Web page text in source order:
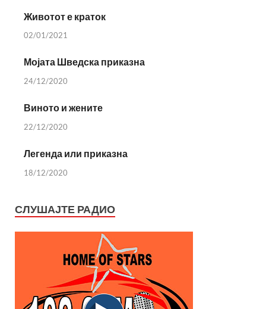
Животот е краток
02/01/2021
Мојата Шведска приказна
24/12/2020
Виното и жените
22/12/2020
Легенда или приказна
18/12/2020
СЛУШАЈТЕ РАДИО